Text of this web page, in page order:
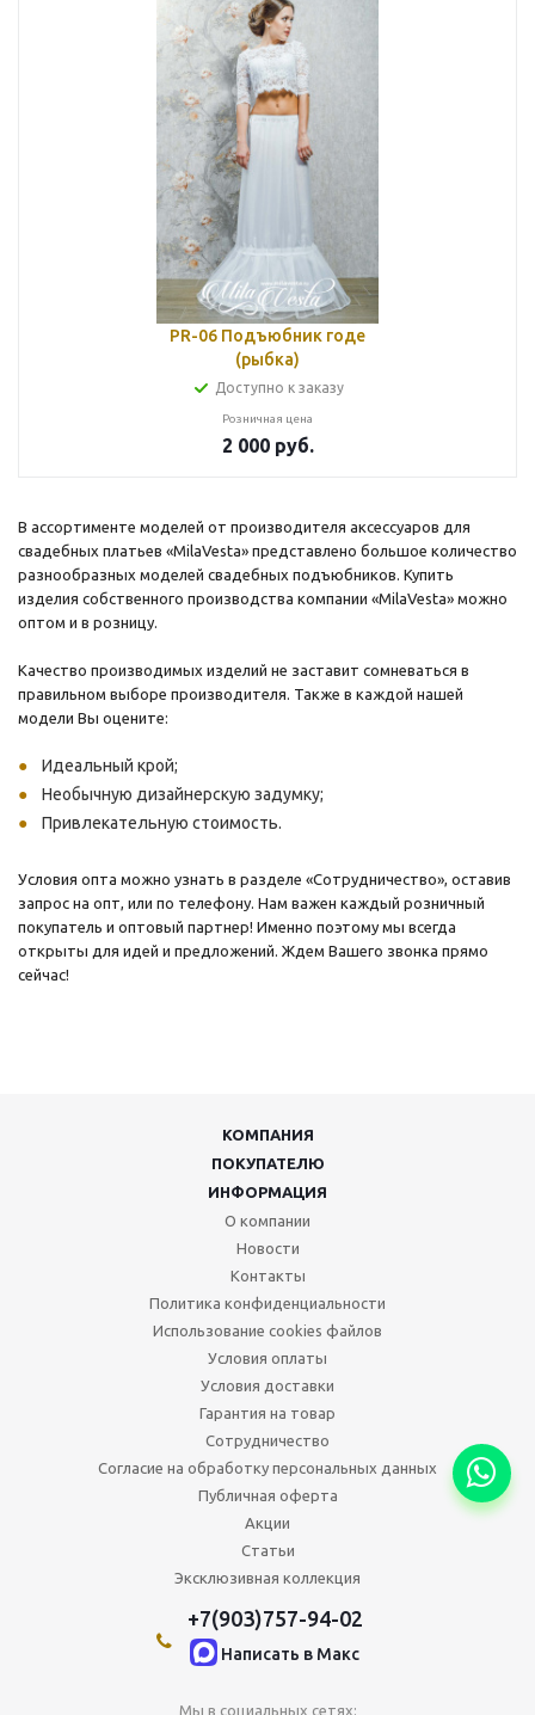
PR-06 Подъюбник годе
(рыбка)
Доступно к заказу
Розничная цена
2 000руб.
В ассортименте моделей от производителя аксессуаров для
свадебных платьев «MilaVesta» представлено большое количество
разнообразных моделей свадебных подъюбников. Купить
изделия собственного производства компании «MilaVesta» можно
оптом и в розницу.
Качество производимых изделий не заставит сомневаться в
правильном выборе производителя. Также в каждой нашей
модели Вы оцените:
Идеальный крой;
Необычную дизайнерскую задумку;
Привлекательную стоимость.
Условия опта можно узнать в разделе «Сотрудничество», оставив
запрос на опт, или по телефону. Нам важен каждый розничный
покупатель и оптовый партнер! Именно поэтому мы всегда
открыты для идей и предложений. Ждем Вашего звонка прямо
сейчас!
КОМПАНИЯ
ПОКУПАТЕЛЮ
ИНФОРМАЦИЯ
О компании
Новости
Контакты
Политика конфиденциальности
Использование cookies файлов
Условия оплаты
Условия доставки
Гарантия на товар
Сотрудничество
Согласие на обработку персональных данных
Публичная оферта
Акции
Статьи
Эксклюзивная коллекция
+7(903)757-94-02
Написать в Maкс
Мы в социальных сетях: